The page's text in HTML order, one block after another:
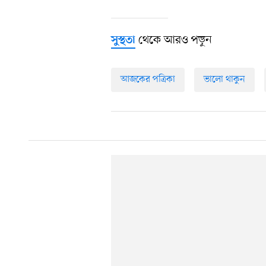
সুস্থতা থেকে আরও পড়ুন
আজকের পত্রিকা ভালো থাকুন